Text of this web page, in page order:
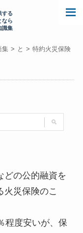
する
なら
識集
集 と 特約火災保険
どの公的融資を
火災保険のこ
程度安いが、保